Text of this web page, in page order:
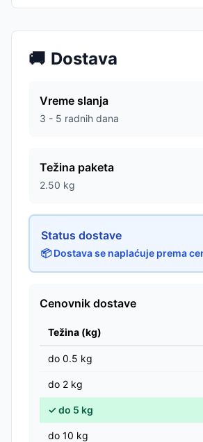
🚚 Dostava
Vreme slanja
3 - 5 radnih dana
Težina paketa
2.50 kg
Status dostave
📦 Dostava se naplaćuje prema
Cenovnik dostave
Težina (kg)
do 0.5 kg
do 2 kg
✓do 5 kg
do 10 kg